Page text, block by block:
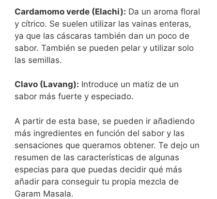
Cardamomo verde (Elachi): Da un aroma floral
y cítrico. Se suelen utilizar las vainas enteras,
ya que las cáscaras también dan un poco de
sabor. También se pueden pelar y utilizar solo
las semillas.
Clavo (Lavang): Introduce un matiz de un
sabor más fuerte y especiado.
A partir de esta base, se pueden ir añadiendo
más ingredientes en función del sabor y las
sensaciones que queramos obtener. Te dejo un
resumen de las características de algunas
especias para que puedas decidir qué más
añadir para conseguir tu propia mezcla de
Garam Masala.